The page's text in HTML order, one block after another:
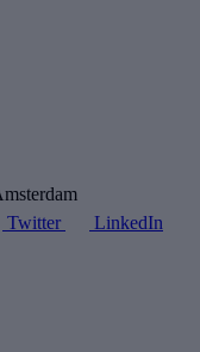
Twitter LinkedIn